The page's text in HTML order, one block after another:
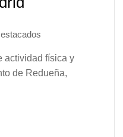
actividad física y
de Redueña,